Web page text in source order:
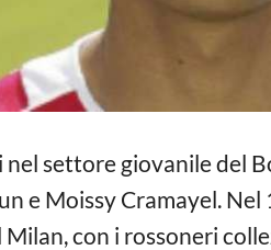
nel settore giovanile del
e Moissy Cramayel.
con i rossoneri